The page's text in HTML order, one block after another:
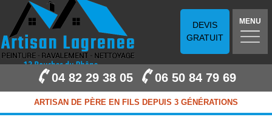
DEVIS
GRATUIT
MENU
04 82 29 38 05 06 50 84 79 69
ARTISAN DE PÈRE EN FILS DEPUIS 3 GÉNÉRATIONS